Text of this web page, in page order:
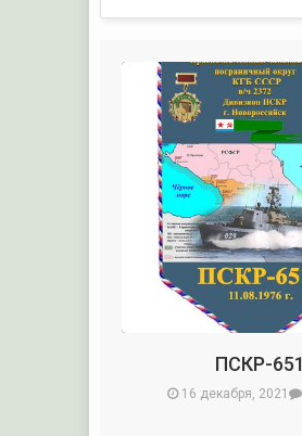
ПСКР-651
16 декабря, 2021